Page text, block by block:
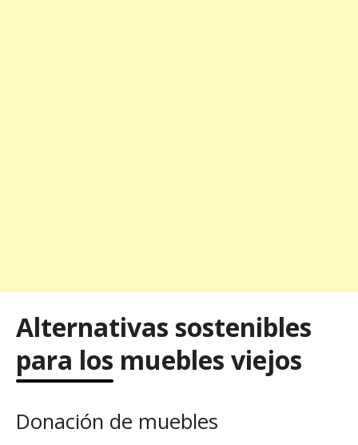
Alternativas sostenibles
para los muebles viejos
Donación de muebles